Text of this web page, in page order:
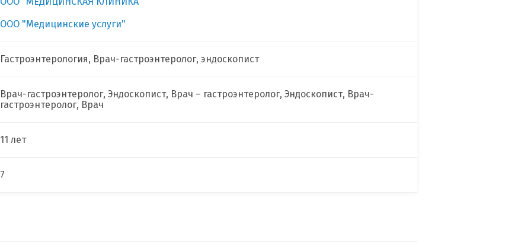
ООО "Медицинские услуги"
Гастроэнтерология, Врач-гастроэнтеролог, эндоскопист
Врач-гастроэнтеролог, Эндоскопист, Врач – гастроэнтеролог, Эндоскопист, Врач-
гастроэнтеролог, Врач
11 лет
7